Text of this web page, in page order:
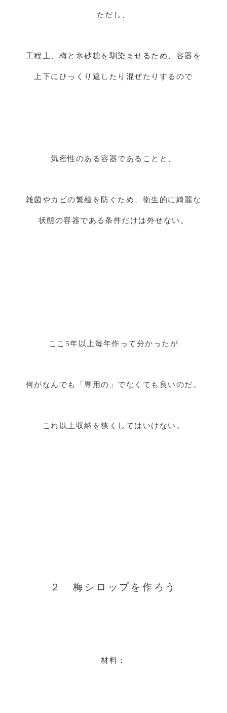
ただし、
工程上、梅と氷砂糖を馴染ませるため、容器を
上下にひっくり返したり混ぜたりするので
気密性のある容器であることと、
雑菌やカビの繁殖を防ぐため、衛生的に綺麗な
状態の容器である条件だけは外せない。
ここ5年以上毎年作って分かったが
何がなんでも「専用の」でなくても良いのだ。
これ以上収納を狭くしてはいけない。
２ 梅シロップを作ろう
材料：